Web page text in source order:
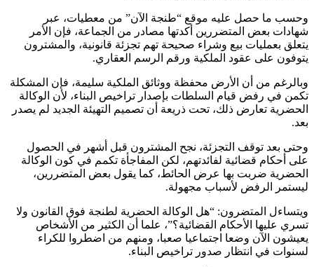
وحسب ما حصل عليه موقع “طنجة الآن” من معطيات، عبر
شهادات بعض المتضررين أكدتها مصادر من الجماعة، فإن الأمر
يتعلق بعمليات بيع وشراء صحيحة تهم تجزئة قانونية، والمشترون
يتوفون على عقود الملكية ورقم الرسم العقاري.
وبالرغم من أن الأرض محفظة ووثائق الملكية سليمة، فإن المشكلة
تكمن في رفض قيام السلطات بإصدار تراخيص البناء، لأن الوكالة
الحضرية تعارض ذلك، تحت ذريعة أن تصميم التهيئة الجديد لم يصدر
بعد.
وحتى بعد توقف التجزئة، نجح المشترون قبل أشهر في الحصول
على أحكام قضائية لفائدتهم، لكن المفاجأة تكمم في كون الوكالة
الحضرية ضربت بها عرض الحائط، كما يقول بعض المتضررين،
ليستمر الرفض لأسباب مجهولة.
ويتساءل المتضرون: “هل الوكالة الحضرية لطنجة فوق القانون ولا
تسري عليها الأحكام القضائية؟”، علما أن الكثير من الأشخاص
يعيشون الآن وضعا اجتماعيا صعبا، ومنهم من اضطروا للكراء
لسنوات في انتظار صدور تراخيص البناء.